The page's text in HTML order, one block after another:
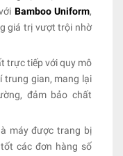
Bamboo Uniform,
giá trị vượt trội nhờ
trực tiếp với quy mô
trung gian, mang lại
đảm bảo chất
máy được trang bị
các đơn hàng số